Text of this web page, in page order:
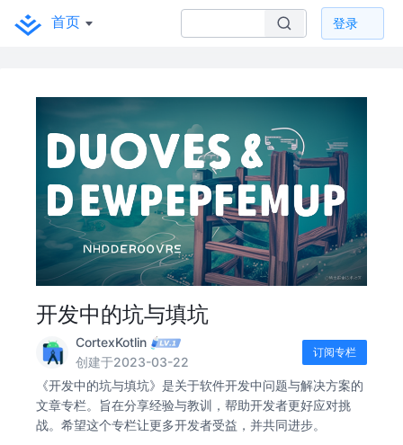
首页 登录
开发中的坑与填坑
CortexKotlin
创建于2023-03-22
订阅专栏
《开发中的坑与填坑》是关于软件开发中问题与解决方案的
文章专栏。旨在分享经验与教训，帮助开发者更好应对挑
战。希望这个专栏让更多开发者受益，并共同进步。